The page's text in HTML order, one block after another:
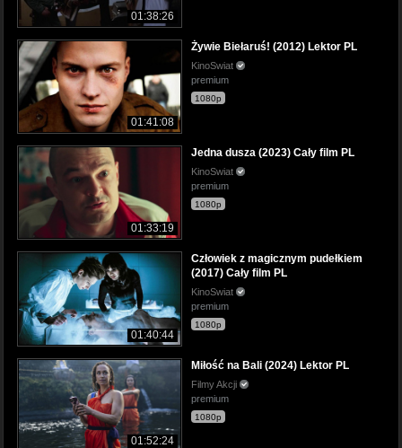
01:38:26
01:41:08
Żywie Biełaruś! (2012) Lektor PL
KinoSwiat
premium
1080p
01:33:19
Jedna dusza (2023) Cały film PL
KinoSwiat
premium
1080p
01:40:44
Człowiek z magicznym pudełkiem
(2017) Cały film PL
KinoSwiat
premium
1080p
01:52:24
Miłość na Bali (2024) Lektor PL
Filmy Akcji
premium
1080p